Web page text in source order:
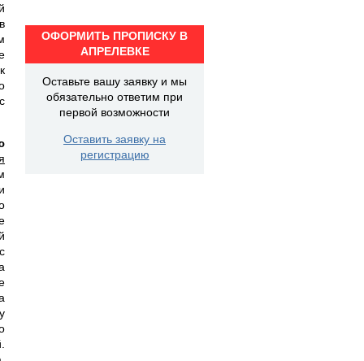
ОФОРМИТЬ ПРОПИСКУ В
АПРЕЛЕВКЕ
Оставьте вашу заявку и мы
обязательно ответим при
первой возможности
Оставить заявку на
регистрацию